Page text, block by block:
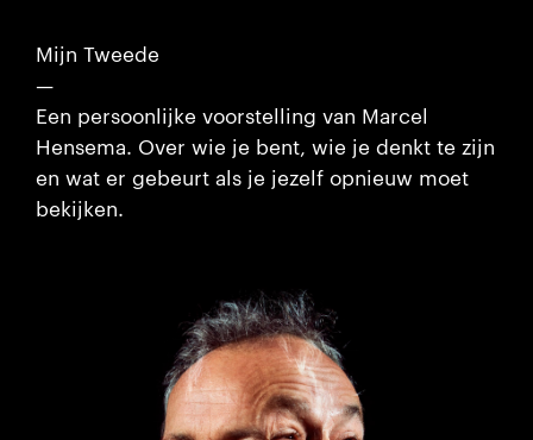
Mijn Tweede
—
Een persoonlijke voorstelling van Marcel
Hensema. Over wie je bent, wie je denkt te zijn
en wat er gebeurt als je jezelf opnieuw moet
bekijken.